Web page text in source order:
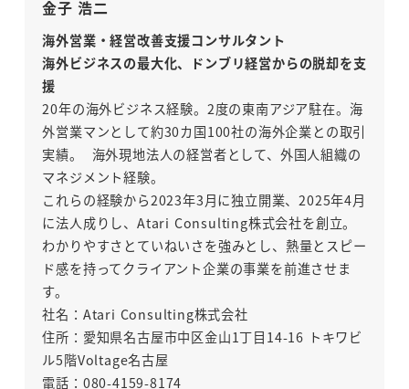
金子 浩二
海外営業・経営改善支援コンサルタント
海外ビジネスの最大化、ドンブリ経営からの脱却を支
援
20年の海外ビジネス経験。2度の東南アジア駐在。海
外営業マンとして約30カ国100社の海外企業との取引
実績。 海外現地法人の経営者として、外国人組織の
マネジメント経験。
これらの経験から2023年3月に独立開業、2025年4月
に法人成りし、Atari Consulting株式会社を創立。
わかりやすさとていねいさを強みとし、熱量とスピー
ド感を持ってクライアント企業の事業を前進させま
す。
社名：Atari Consulting株式会社
住所：愛知県名古屋市中区金山1丁目14-16 トキワビ
ル5階Voltage名古屋
電話：080-4159-8174